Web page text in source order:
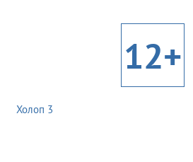
12+
Холоп 3